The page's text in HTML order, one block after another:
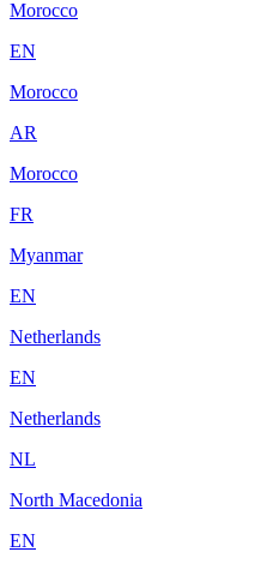
Morocco
EN
Morocco
AR
Morocco
FR
Myanmar
EN
Netherlands
EN
Netherlands
NL
North Macedonia
EN